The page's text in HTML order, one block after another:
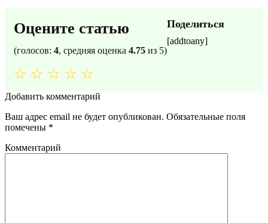
Оцените статью
(голосов: 4, средняя оценка 4.75 из 5)
☆ ☆ ☆ ☆ ☆
Поделиться
[addtoany]
Добавить комментарий
Ваш адрес email не будет опубликован. Обязательные поля
помечены *
Комментарий